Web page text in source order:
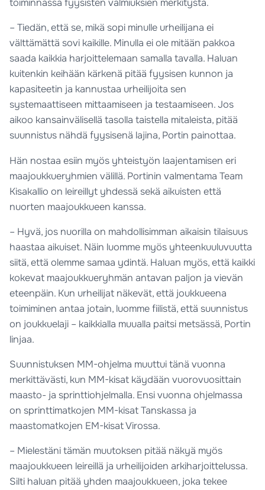
toiminnassa fyysisten valmiuksien merkitystä.
– Tiedän, että se, mikä sopi minulle urheilijana ei
välttämättä sovi kaikille. Minulla ei ole mitään pakkoa
saada kaikkia harjoittelemaan samalla tavalla. Haluan
kuitenkin keihään kärkenä pitää fyysisen kunnon ja
kapasiteetin ja kannustaa urheilijoita sen
systemaattiseen mittaamiseen ja testaamiseen. Jos
aikoo kansainvälisellä tasolla taistella mitaleista, pitää
suunnistus nähdä fyysisenä lajina, Portin painottaa.
Hän nostaa esiin myös yhteistyön laajentamisen eri
maajoukkueryhmien välillä. Portinin valmentama Team
Kisakallio on leireillyt yhdessä sekä aikuisten että
nuorten maajoukkueen kanssa.
– Hyvä, jos nuorilla on mahdollisimman aikaisin tilaisuus
haastaa aikuiset. Näin luomme myös yhteenkuuluvuutta
siitä, että olemme samaa ydintä. Haluan myös, että kaikki
kokevat maajoukkueryhmän antavan paljon ja vievän
eteenpäin. Kun urheilijat näkevät, että joukkueena
toimiminen antaa jotain, luomme fiilistä, että suunnistus
on joukkuelaji – kaikkialla muualla paitsi metsässä, Portin
linjaa.
Suunnistuksen MM-ohjelma muuttui tänä vuonna
merkittävästi, kun MM-kisat käydään vuorovuosittain
maasto- ja sprinttiohjelmalla. Ensi vuonna ohjelmassa
on sprinttimatkojen MM-kisat Tanskassa ja
maastomatkojen EM-kisat Virossa.
– Mielestäni tämän muutoksen pitää näkyä myös
maajoukkueen leireillä ja urheilijoiden arkiharjoittelussa.
Silti haluan pitää yhden maajoukkueen, joka tekee